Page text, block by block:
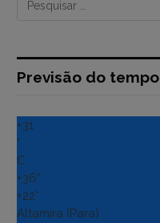
Previsão do tempo
+31
°
C
+36°
+22°
Altamira (Para)